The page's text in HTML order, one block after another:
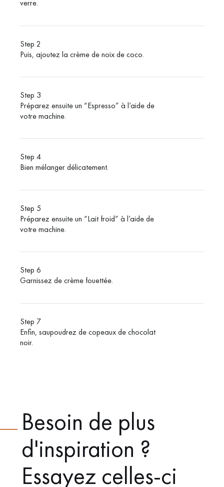
verre.
Step 2
Puis, ajoutez la crème de noix de coco.
Step 3
Préparez ensuite un “Espresso” à l’aide de
votre machine.
Step 4
Bien mélanger délicatement.
Step 5
Préparez ensuite un “Lait froid” à l’aide de
votre machine.
Step 6
Garnissez de crème fouettée.
Step 7
Enfin, saupoudrez de copeaux de chocolat
noir.
Besoin de plus
d'inspiration ?
Essayez celles-ci